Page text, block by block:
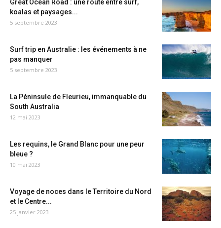
Great Ocean Road : une route entre surf,
koalas et paysages...
5 septembre 2023
Surf trip en Australie : les événements à ne
pas manquer
5 septembre 2023
La Péninsule de Fleurieu, immanquable du
South Australia
12 mai 2023
Les requins, le Grand Blanc pour une peur
bleue ?
10 mai 2023
Voyage de noces dans le Territoire du Nord
et le Centre...
25 janvier 2023